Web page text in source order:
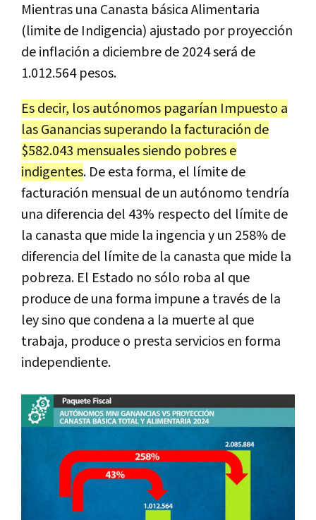
Mientras una Canasta básica Alimentaria
(limite de Indigencia) ajustado por proyección
de inflación a diciembre de 2024 será de
1.012.564 pesos.
Es decir, los autónomos pagarían Impuesto a
las Ganancias superando la facturación de
$582.043 mensuales siendo pobres e
indigentes. De esta forma, el límite de
facturación mensual de un autónomo tendría
una diferencia del 43% respecto del límite de
la canasta que mide la ingencia y un 258% de
diferencia del límite de la canasta que mide la
pobreza. El Estado no sólo roba al que
produce de una forma impune a través de la
ley sino que condena a la muerte al que
trabaja, produce o presta servicios en forma
independiente.